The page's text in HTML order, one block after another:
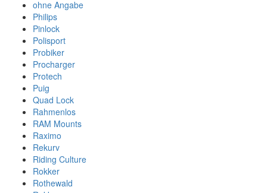
ohne Angabe
Philips
Pinlock
Polisport
Probiker
Procharger
Protech
Puig
Quad Lock
Rahmenlos
RAM Mounts
Raximo
Rekurv
Riding Culture
Rokker
Rothewald